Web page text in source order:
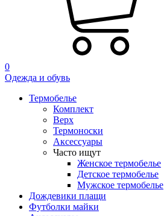
0
Одежда и обувь
Термобелье
Комплект
Верх
Термоноски
Аксессуары
Часто ищут
Женское термобелье
Детское термобелье
Мужское термобелье
Дождевики плащи
Футболки майки